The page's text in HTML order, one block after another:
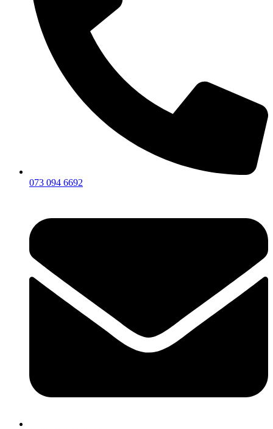
073 094 6692